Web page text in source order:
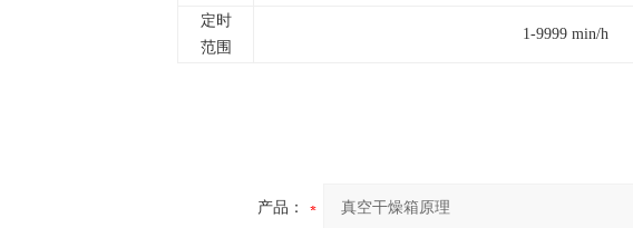
定时
范围
1-9999 min/h
产品：